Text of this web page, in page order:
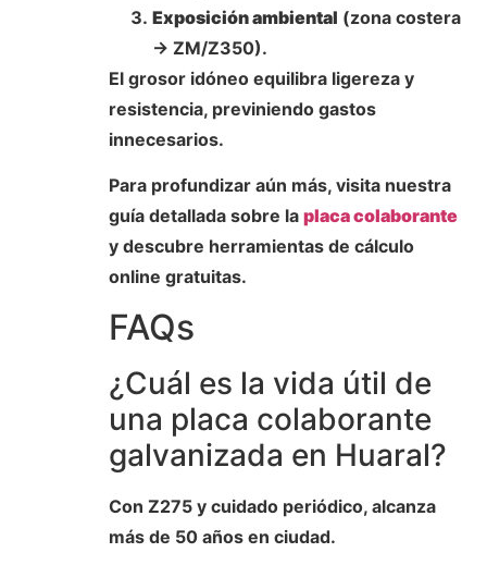
Exposición ambiental (zona costera
→ ZM/Z350).
El grosor idóneo equilibra ligereza y
resistencia, previniendo gastos
innecesarios.
Para profundizar aún más, visita nuestra
guía detallada sobre la placa colaborante
y descubre herramientas de cálculo
online gratuitas.
FAQs
¿Cuál es la vida útil de
una placa colaborante
galvanizada en Huaral?
Con Z275 y cuidado periódico, alcanza
más de 50 años en ciudad.